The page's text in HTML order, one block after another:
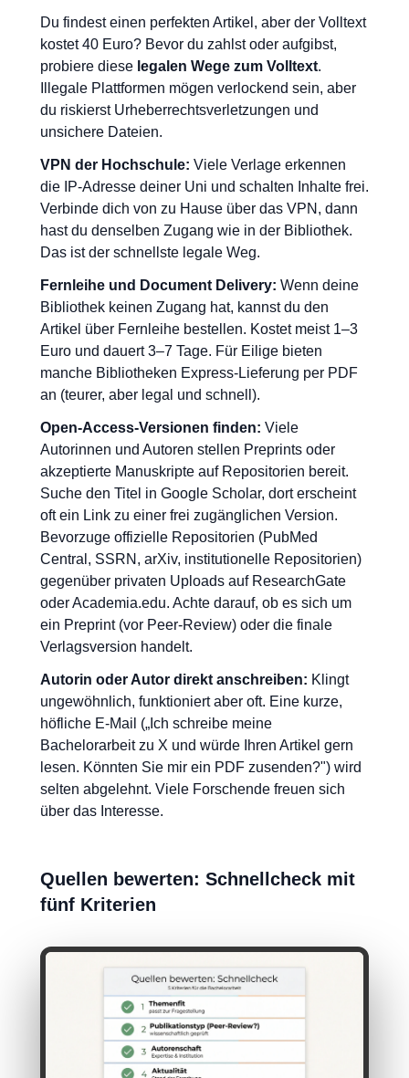
Du findest einen perfekten Artikel, aber der Volltext
kostet 40 Euro? Bevor du zahlst oder aufgibst,
probiere diese legalen Wege zum Volltext.
Illegale Plattformen mögen verlockend sein, aber
du riskierst Urheberrechtsverletzungen und
unsichere Dateien.
VPN der Hochschule: Viele Verlage erkennen
die IP-Adresse deiner Uni und schalten Inhalte frei.
Verbinde dich von zu Hause über das VPN, dann
hast du denselben Zugang wie in der Bibliothek.
Das ist der schnellste legale Weg.
Fernleihe und Document Delivery: Wenn deine
Bibliothek keinen Zugang hat, kannst du den
Artikel über Fernleihe bestellen. Kostet meist 1–3
Euro und dauert 3–7 Tage. Für Eilige bieten
manche Bibliotheken Express-Lieferung per PDF
an (teurer, aber legal und schnell).
Open-Access-Versionen finden: Viele
Autorinnen und Autoren stellen Preprints oder
akzeptierte Manuskripte auf Repositorien bereit.
Suche den Titel in Google Scholar, dort erscheint
oft ein Link zu einer frei zugänglichen Version.
Bevorzuge offizielle Repositorien (PubMed
Central, SSRN, arXiv, institutionelle Repositorien)
gegenüber privaten Uploads auf ResearchGate
oder Academia.edu. Achte darauf, ob es sich um
ein Preprint (vor Peer-Review) oder die finale
Verlagsversion handelt.
Autorin oder Autor direkt anschreiben: Klingt
ungewöhnlich, funktioniert aber oft. Eine kurze,
höfliche E-Mail („Ich schreibe meine
Bachelorarbeit zu X und würde Ihren Artikel gern
lesen. Könnten Sie mir ein PDF zusenden?") wird
selten abgelehnt. Viele Forschende freuen sich
über das Interesse.
Quellen bewerten: Schnellcheck mit
fünf Kriterien